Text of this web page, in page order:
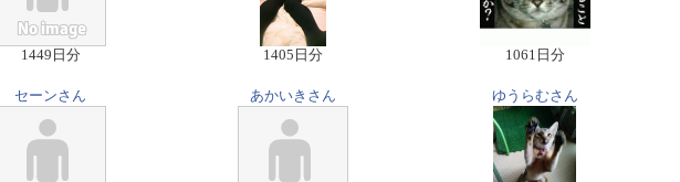
1449日分 1405日分 1061日分
セーンさん あかいきさん ゆうらむさん